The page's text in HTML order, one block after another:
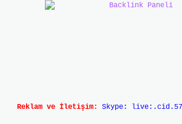
Reklam ve İletişim: Skype: